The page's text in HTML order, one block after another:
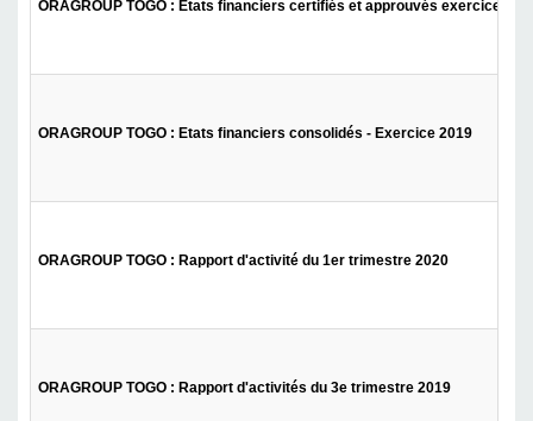
ORAGROUP TOGO : Etats financiers certifiés et approuvés exercice
ORAGROUP TOGO : Etats financiers consolidés - Exercice 2019
ORAGROUP TOGO : Rapport d'activité du 1er trimestre 2020
ORAGROUP TOGO : Rapport d'activités du 3e trimestre 2019